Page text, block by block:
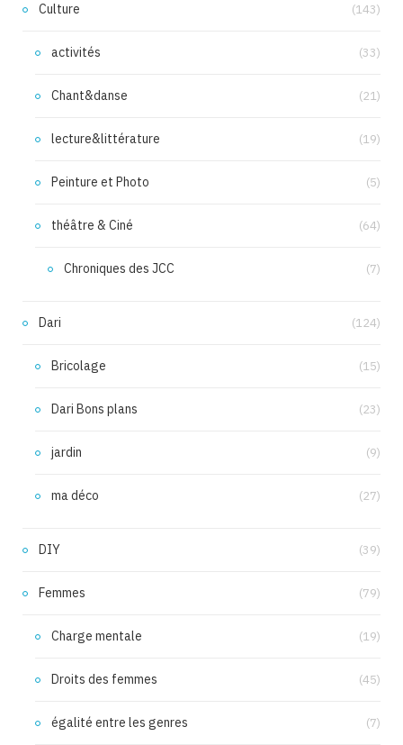
Culture (143)
activités (33)
Chant&danse (21)
lecture&littérature (19)
Peinture et Photo (5)
théâtre & Ciné (64)
Chroniques des JCC (7)
Dari (124)
Bricolage (15)
Dari Bons plans (23)
jardin (9)
ma déco (27)
DIY (39)
Femmes (79)
Charge mentale (19)
Droits des femmes (45)
égalité entre les genres (7)